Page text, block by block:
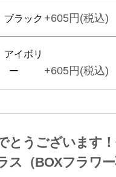
ラック +605円(税込)
イボリ
ー
+605円(税込)
とうございます
ス（BOXフラワ